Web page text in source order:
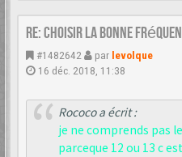
Re: choisir la bonne
#1482642 par levolque
16 déc. 2018, 11:38
Rococo a écrit :
je ne comprends pas
parceque 12 ou 13 c